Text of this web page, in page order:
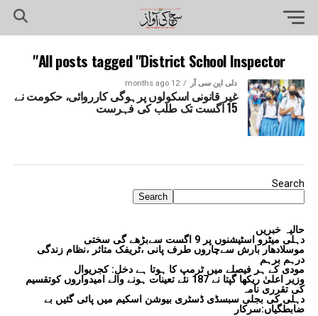
All posts tagged "District School Inspector"
دلی این سی آر 12 months ago
غیر قانونی اسکولوں پرہوگی کارروائی، حکومت نے
15 اگست تک طلب کی فہرست
Search
Search
حالیہ خبریں
دہلی میٹرو اسٹیشنوں پر 9 اگست سےبڑھے گی سختی
موسلادھار بارش سےچاروں طرف پانی ،ٹریفک متاثر ،نظام زندگی
درہم برہم
مودی کے ہر فیصلے میں ٹرمپ کا ہوتا ہے دخل: کجریوال
وزیر اعلیٰ ریکھا گپتا نے 187 نئے تعینات ہونے والے امیدواروں کوتقسیم
کی تقرری نامہ
دہلی کی بجلی سبسڈی ڈسٹری بیوشن اسکیم میں پائی گئیں بے
ضابطگیاں:سرکار